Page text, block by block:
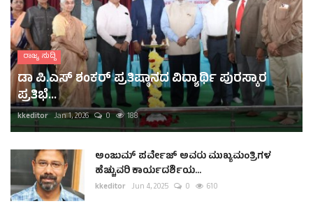
ರಾಜ್ಯ ಸುದ್ದಿ
ಡಾ ಪಿ.ಎಸ್ ಶಂಕರ್ ಪ್ರತಿಷ್ಠಾನದ ವಿದ್ಯಾರ್ಥಿ ಪುರಸ್ಕಾರ
ಪ್ರತಿಭೆ...
kkeditor Jan 1, 2026 0 188
ಅಂಜುಮ್ ಪರ್ವೇಜ್ ಅವರು ಮುಖ್ಯಮಂತ್ರಿಗಳ
ಹೆಚ್ಚುವರಿ ಕಾರ್ಯದರ್ಶಿಯ...
kkeditor Jun 4, 2025 0 610